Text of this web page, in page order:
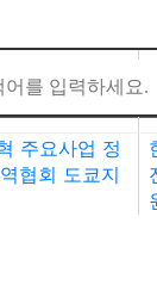
주요사업 정
협회 도쿄지